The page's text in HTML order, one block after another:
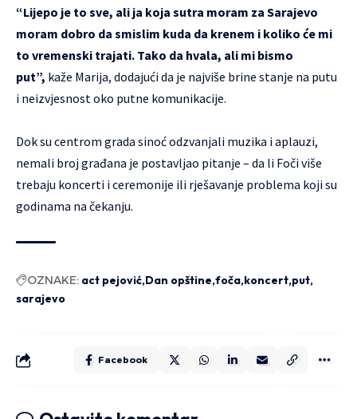
“Lijepo je to sve, ali ja koja sutra moram za Sarajevo
moram dobro da smislim kuda da krenem i koliko će mi
to vremenski trajati. Tako da hvala, ali mi bismo
put”, kaže Marija, dodajući da je najviše brine stanje na putu
i neizvjesnost oko putne komunikacije.
Dok su centrom grada sinoć odzvanjali muzika i aplauzi,
nemali broj građana je postavljao pitanje – da li Foči više
trebaju koncerti i ceremonije ili rješavanje problema koji su
godinama na čekanju.
OZNAKE: act pejović Dan opštine foča koncert put
sarajevo
Facebook